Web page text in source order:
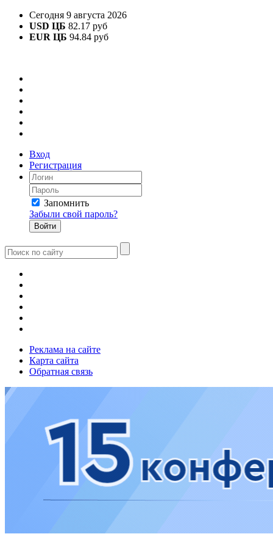
Сегодня 9 августа 2026
USD ЦБ 82.17 руб
EUR ЦБ 94.84 руб
Вход
Регистрация
Запомнить
Забыли свой пароль?
Реклама на сайте
Карта сайта
Обратная связь